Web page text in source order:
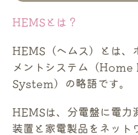
HEMSとは？
HEMS（ヘムス）とは、
メントシステム（
System）の略語です。
HEMSは、分電盤に電力
装置と家電製品をネット